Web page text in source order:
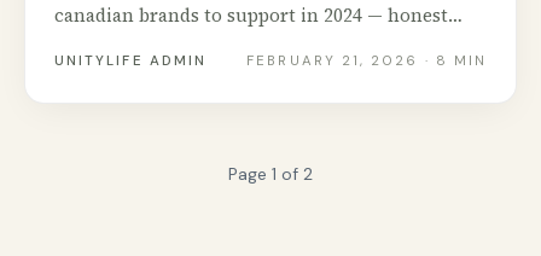
canadian brands to support in 2024 — honest
Canada.
UNITYLIFE ADMIN FEBRUARY 21, 2026 · 8 MIN
Page 1 of 2